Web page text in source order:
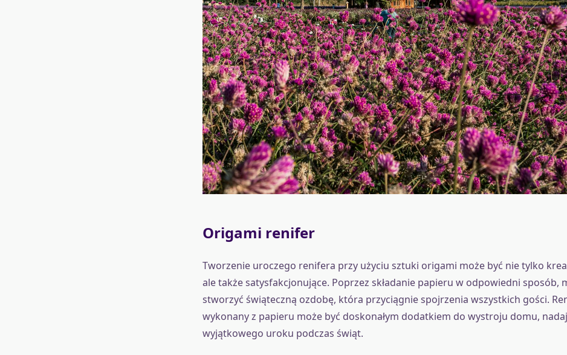
Origami renifer
Tworzenie uroczego renifera przy użyciu sztuki origami może być nie tylko
ale także satysfakcjonujące. Poprzez składanie papieru w odpowiedni sposób,
stworzyć świąteczną ozdobę, która przyciągnie spojrzenia wszystkich gości.
wykonany z papieru może być doskonałym dodatkiem do wystroju domu,
wyjątkowego uroku podczas świąt.